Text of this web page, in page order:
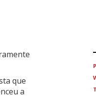
que
a